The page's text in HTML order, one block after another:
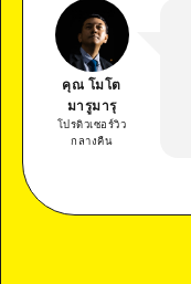
คุณ โมโต
มารูมารุ
โปรดิวเซอร์วิว
กลางคืน